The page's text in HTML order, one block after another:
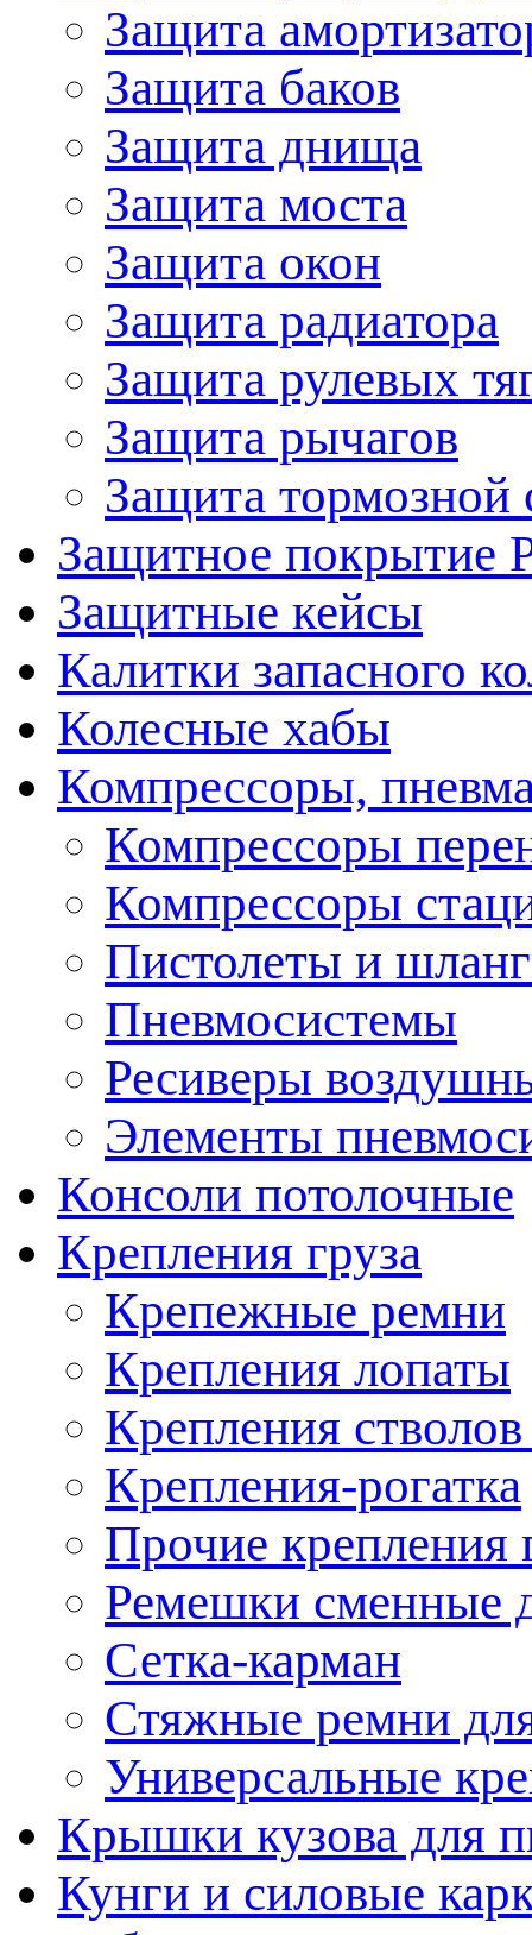
Защита
Защита баков
Защита днища
Защита моста
Защита окон
Защита радиатора
Защита рулевых
Защита рычагов
Защита тормозной
Защитное покрытие
Защитные кейсы
Калитки запасного
Колесные хабы
Компрессоры,
Компрессоры
Компрессоры
Пистолеты и
Пневмосистемы
Ресиверы
Элементы
Консоли потолочные
Крепления груза
Крепежные ремни
Крепления лопаты
Крепления
Крепления-рогатка
Прочие крепления
Ремешки сменные
Сетка-карман
Стяжные ремни
Универсальные
Крышки кузова для
Кунги и силовые